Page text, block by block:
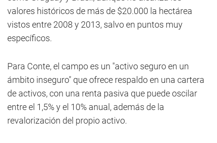
valores históricos de más de $20.000 la hectárea
vistos entre 2008 y 2013, salvo en puntos muy
específicos.
Para Conte, el campo es un "activo seguro en un
ámbito inseguro" que ofrece respaldo en una cartera
de activos, con una renta pasiva que puede oscilar
entre el 1,5% y el 10% anual, además de la
revalorización del propio activo.